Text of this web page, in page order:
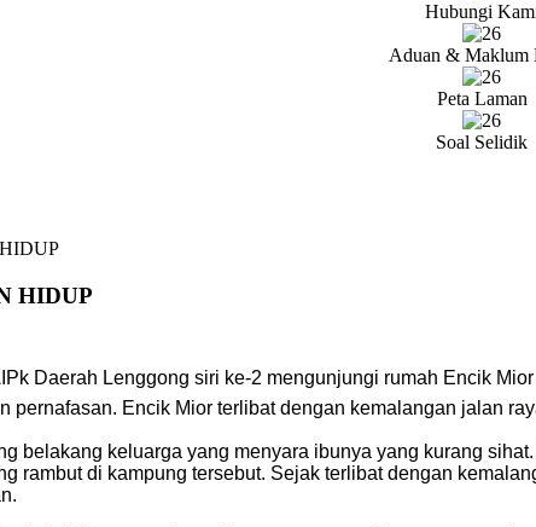
Hubungi
Aduan & Maklum
Peta Laman
Soal Selidik
HIDUP
Daerah Lenggong siri ke-2 mengunjungi rumah Encik
pernafasan. Encik Mior terlibat dengan kemalangan jalan
belakang keluarga yang menyara ibunya yang kurang
rambut di kampung tersebut. Sejak terlibat dengan